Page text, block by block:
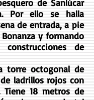
de Sanlúcar
Por ello se halla
de entrada, a pie
y formando
de
torre octogonal de
ladrillos rojos con
Tiene 18 metros de